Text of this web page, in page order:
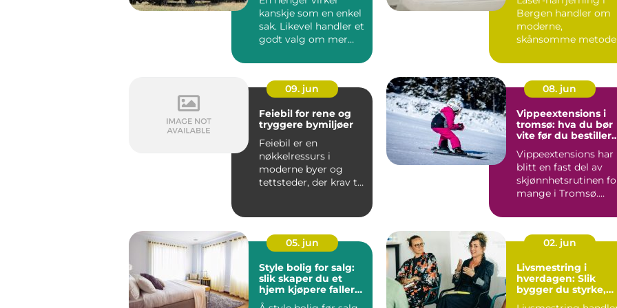
kanskje som en enkel
sak. Likevel handler et
godt valg om mer
lastekapa...
Bergen handler om
moderne,
skånsomme
reduksjon...
09. jun
Feiebil for rene og
tryggere bymiljøer
Feiebil er en
nøkkelressurs i
moderne byer og
tettsteder, der krav til
08. jun
Vippeextensions i
tromsø: hva du bør
vite før du bestiller
Vippeextensions har
blitt en fast del av
skjønnhetsrutinen
mange i Tromsø.
...
05. jun
Style bolig for salg:
slik skaper du et
hjem kjøpere faller
for
02. jun
Livsmestring i
hverdagen: Slik
bygger du styrke,